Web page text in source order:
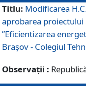
Titlu: Modificarea
aprobarea proiectului
”Eficientizarea
Brașov - Colegiul
Observații :